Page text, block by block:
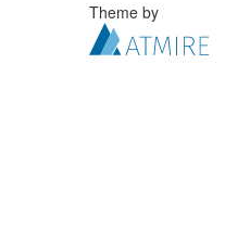
Theme by